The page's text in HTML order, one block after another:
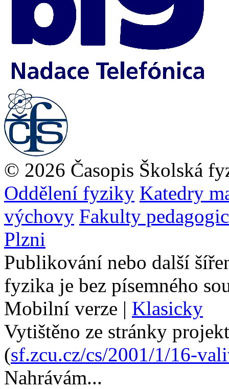
© 2026 Časopis Školská
Oddělení fyziky Katedry
výchovy Fakulty
Plzni
Publikování nebo další
fyzika je bez písemného
Mobilní verze | Klasicky
Vytištěno ze stránky
(sf.zcu.cz/cs/2001/1/16-
Nahrávám...